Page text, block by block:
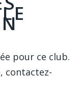
pour ce club.
contactez-